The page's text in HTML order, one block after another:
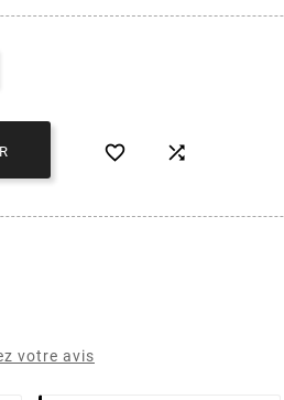
 
votre avis